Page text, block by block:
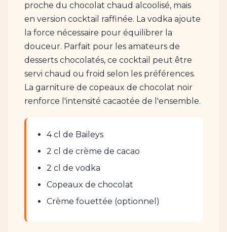
proche du chocolat chaud alcoolisé, mais
en version cocktail raffinée. La vodka ajoute
la force nécessaire pour équilibrer la
douceur. Parfait pour les amateurs de
desserts chocolatés, ce cocktail peut être
servi chaud ou froid selon les préférences.
La garniture de copeaux de chocolat noir
renforce l'intensité cacaotée de l'ensemble.
4 cl de Baileys
2 cl de crème de cacao
2 cl de vodka
Copeaux de chocolat
Crème fouettée (optionnel)